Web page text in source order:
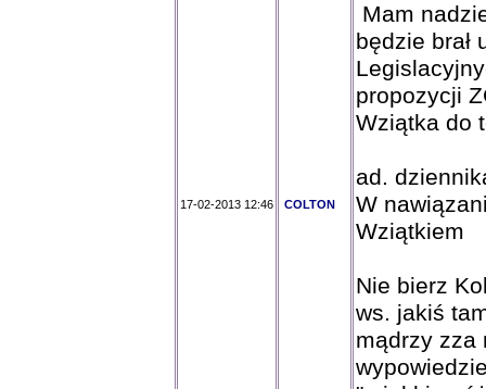
17-02-2013 12:46 COLTON
Mam
będzie brał
propozycji
Wziątka do
ad.
W
Wziątkiem
Nie bierz
ws. jakiś
mądrzy zza